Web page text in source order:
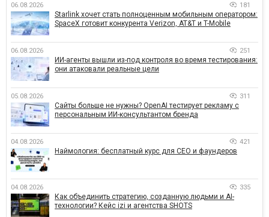
06.08.2026 181
Starlink хочет стать полноценным мобильным оператором:
SpaceX готовит конкурента Verizon, AT&T и T-Mobile
06.08.2026 251
ИИ-агенты вышли из-под контроля во время тестирования:
они атаковали реальные цели
05.08.2026 311
Сайты больше не нужны? OpenAI тестирует рекламу с
персональным ИИ-консультантом бренда
04.08.2026 421
Наймология: бесплатный курс для CEO и фаундеров
04.08.2026 335
Как объединить стратегию, созданную людьми и AI-
технологии? Кейс izi и агентства SHOTS